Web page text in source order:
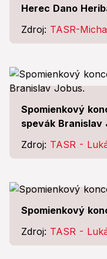
Herec Dano
Zdroj: TASR-
Spomienkový
spevák Branislav
Zdroj: TASR -
Spomienkový
Zdroj: TASR -